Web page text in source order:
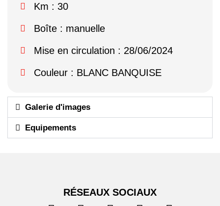
Km : 30
Boîte : manuelle
Mise en circulation : 28/06/2024
Couleur : BLANC BANQUISE
Galerie d'images
Equipements
RÉSEAUX SOCIAUX